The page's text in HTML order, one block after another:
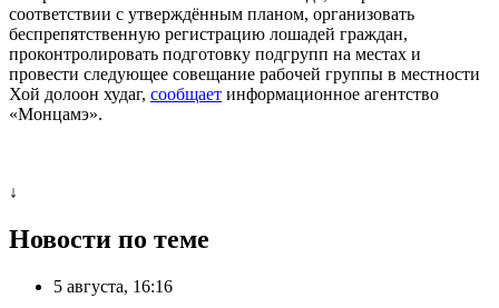
соответствии с утверждённым планом, организовать
беспрепятственную регистрацию лошадей граждан,
проконтролировать подготовку подгрупп на местах и
провести следующее совещание рабочей группы в местности
Хой долоон худаг, сообщает информационное агентство
«Монцамэ».
↓
Новости по теме
5 августа, 16:16